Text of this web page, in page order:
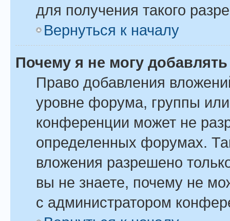
для получения такого
Вернуться к началу
Почему я не могу
Право добавления
уровне форума, группы
конференции может не
определенных форумах.
вложения разрешено
вы не знаете, почему не
с администратором